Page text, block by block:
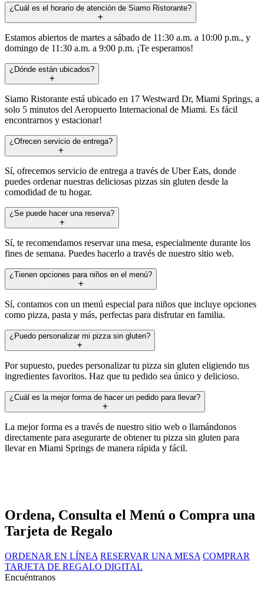
¿Cuál es el horario de atención de Siamo Ristorante?
Estamos abiertos de martes a sábado de 11:30 a.m. a 10:00 p.m., y
domingo de 11:30 a.m. a 9:00 p.m. ¡Te esperamos!
¿Dónde están ubicados?
Siamo Ristorante está ubicado en 17 Westward Dr, Miami Springs, a
solo 5 minutos del Aeropuerto Internacional de Miami. Es fácil
encontrarnos y estacionar!
¿Ofrecen servicio de entrega?
Sí, ofrecemos servicio de entrega a través de Uber Eats, donde
puedes ordenar nuestras deliciosas pizzas sin gluten desde la
comodidad de tu hogar.
¿Se puede hacer una reserva?
Sí, te recomendamos reservar una mesa, especialmente durante los
fines de semana. Puedes hacerlo a través de nuestro sitio web.
¿Tienen opciones para niños en el menú?
Sí, contamos con un menú especial para niños que incluye opciones
como pizza, pasta y más, perfectas para disfrutar en familia.
¿Puedo personalizar mi pizza sin gluten?
Por supuesto, puedes personalizar tu pizza sin gluten eligiendo tus
ingredientes favoritos. Haz que tu pedido sea único y delicioso.
¿Cuál es la mejor forma de hacer un pedido para llevar?
La mejor forma es a través de nuestro sitio web o llamándonos
directamente para asegurarte de obtener tu pizza sin gluten para
llevar en Miami Springs de manera rápida y fácil.
Ordena, Consulta el Menú o Compra una
Tarjeta de Regalo
ORDENAR EN LÍNEA RESERVAR UNA MESA COMPRAR
TARJETA DE REGALO DIGITAL
Encuéntranos